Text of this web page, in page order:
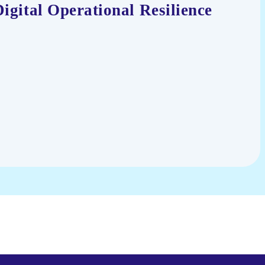
Operational Resilience